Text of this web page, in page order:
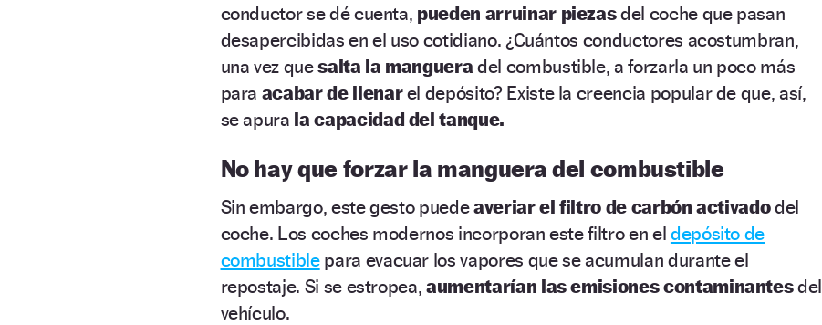
conductor se dé cuenta, pueden arruinar piezasdel coche que pasan
desapercibidas en el uso cotidiano. ¿Cuántos conductores acostumbran,
una vez quesalta la mangueradel combustible, a forzarla un poco más
para acabar de llenarel depósito? Existe la creencia popular de que, así,
se apura la capacidad del tanque.
No hay que forzar la manguera del combustible
Sin embargo, este gesto puedeaveriar el filtro de carbón activadodel
coche. Los coches modernos incorporan este filtro en el depósito de
combustiblepara evacuar los vapores que se acumulan durante el
repostaje. Si se estropea,aumentarían las emisiones contaminantesdel
vehículo.